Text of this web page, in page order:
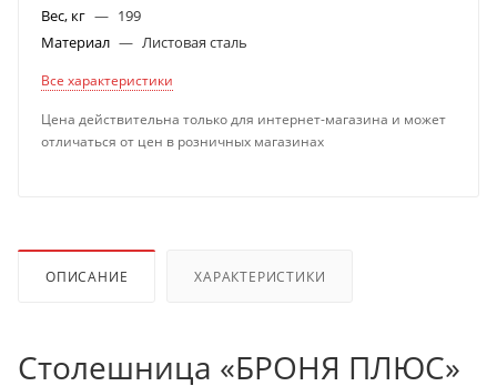
Вес, кг — 199
Материал — Листовая сталь
Все характеристики
Цена действительна только для интернет-магазина и может
отличаться от цен в розничных магазинах
ОПИСАНИЕ ХАРАКТЕРИСТИКИ
Столешница «БРОНЯ ПЛЮС»